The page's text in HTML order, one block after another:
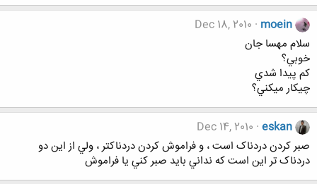
moein
Dec 18, 2010
سلام مهسا جان
خوبي؟
كم پيدا شدي
چيكار ميكني؟
eskan
Dec 14, 2010
صبر کردن دردناک است ، و فراموش کردن دردناکتر ، ولي از اين دو
دردناک تر اين است که نداني بايد صبر کني يا فراموش